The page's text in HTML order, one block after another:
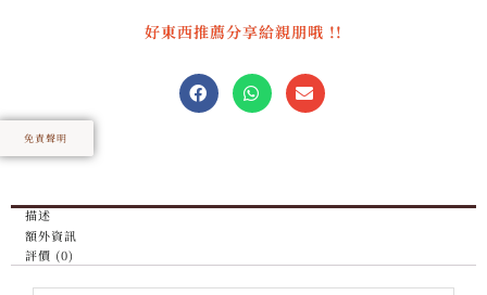
好東西推薦分享給親朋哦 !!
免責聲明
描述
額外資訊
評價 (0)